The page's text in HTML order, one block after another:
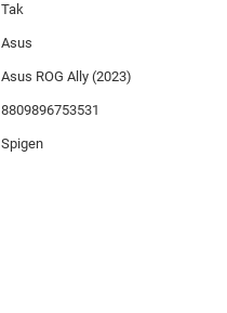
Tak
Asus
Asus ROG Ally (2023)
8809896753531
Spigen